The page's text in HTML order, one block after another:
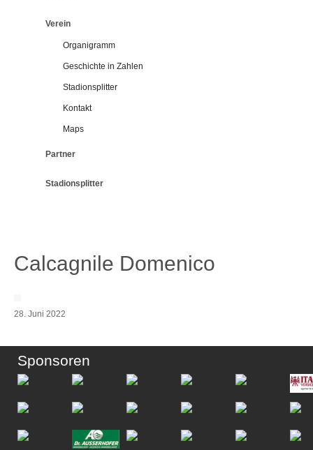
Verein
Organigramm
Geschichte in Zahlen
Stadionsplitter
Kontakt
Maps
Partner
Stadionsplitter
Calcagnile Domenico
28. Juni 2022
Sponsoren